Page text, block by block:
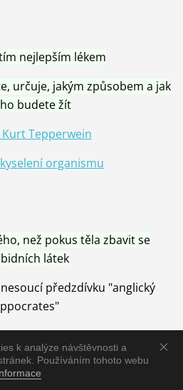
k analýze návštěvnosti a
Používáním tohoto webu
nejlepším lékem
určuje, jakým způsobem a jak
budete žít
Tepperwein
organismu
než pokus těla zbavit se
látek
předzdívku "anglický
Přírody, neutralizací a